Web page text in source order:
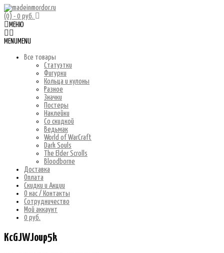
(0) - 0 руб.
МЕНЮ
MENU MENU
Все товары
Статуэтки
Фигурки
Кольца и кулоны
Разное
Значки
Постеры
Наклейки
Со скидкой
Ведьмак
World of WarCraft
Dark Souls
The Elder Scrolls
Bloodborne
Доставка
Оплата
Скидки и Акции
О нас / Контакты
Сотрудничество
Мой аккаунт
0 руб.
KcGJWJoup5k